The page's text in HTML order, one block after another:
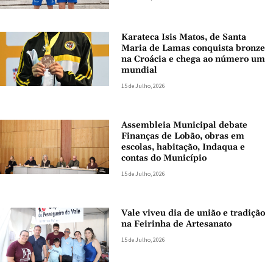
Karateca Isis Matos, de Santa
Maria de Lamas conquista bronze
na Croácia e chega ao número um
mundial
15 de Julho, 2026
Assembleia Municipal debate
Finanças de Lobão, obras em
escolas, habitação, Indaqua e
contas do Município
15 de Julho, 2026
Vale viveu dia de união e tradição
na Feirinha de Artesanato
15 de Julho, 2026